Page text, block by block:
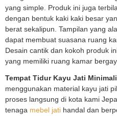
yang simple. Produk ini juga
dengan bentuk kaki kaki besar
berat sekalipun. Tampilan yang
dapat membuat suasana ruang
Desain cantik dan kokoh produk
yang memiliki ruang kamar
Tempat Tidur Kayu Jati
menggunakan material kayu jati
proses langsung di kota kami
tenaga mebel jati handal dan